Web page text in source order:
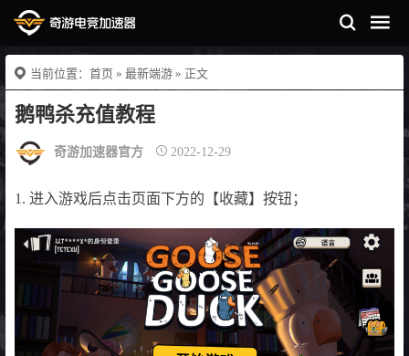
当前位置： 首页 » 最新端游 » 正文
鹅鸭杀充值教程
奇游加速器官方 2022-12-29
1. 进入游戏后点击页面下方的【收藏】按钮；